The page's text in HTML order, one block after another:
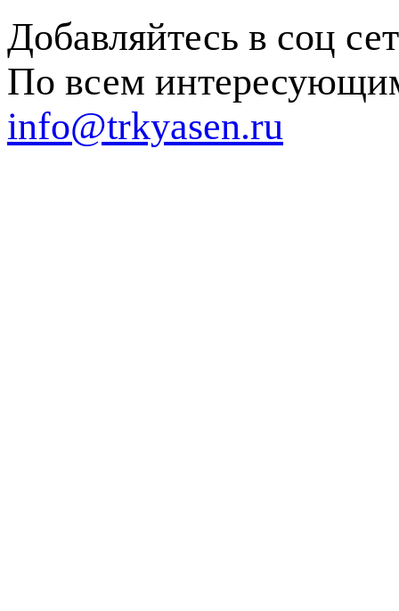
Добавляйтесь в соц
По всем
info@trkyasen.ru